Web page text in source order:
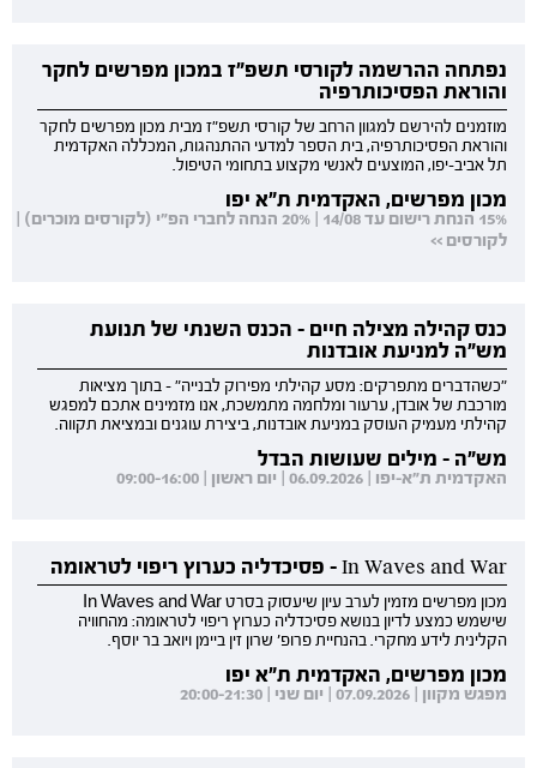
נפתחה ההרשמה לקורסי תשפ"ז במכון מפרשים לחקר
והוראת הפסיכותרפיה
מוזמנים להירשם למגוון הרחב של קורסי תשפ"ז מבית מכון מפרשים לחקר
והוראת הפסיכותרפיה, בית הספר למדעי ההתנהגות, המכללה האקדמית
תל אביב-יפו, המוצעים לאנשי מקצוע בתחומי הטיפול.
מכון מפרשים, האקדמית ת"א יפו
15% הנחת רישום עד 14/08 | 20% הנחה לחברי הפ"י (לקורסים מוכרים) |
לקורסים >>
כנס קהילה מצילה חיים - הכנס השנתי של תנועת
מש"ה למניעת אובדנות
"כשהדברים מתפרקים: מסע קהילתי מפירוק לבנייה" - בתוך מציאות
מורכבת של אובדן, ערעור ומלחמה מתמשכת, אנו מזמינים אתכם למפגש
קהילתי מעמיק העוסק במניעת אובדנות, ביצירת עוגנים ובמציאת תקווה.
מש"ה - מילים שעושות הבדל
האקדמית ת"א-יפו | 06.09.2026 | יום ראשון | 09:00-16:00
In Waves and War - פסיכדליה כערוץ ריפוי לטראומה
מכון מפרשים מזמין לערב עיון שיעסוק בסרט In Waves and War
שישמש כמצע לדיון בנושא פסיכדליה כערוץ ריפוי לטראומה: מהחוויה
הקלינית לידע מחקרי. בהנחיית פרופ' שרון זין ביימן ויואב בר יוסף.
מכון מפרשים, האקדמית ת"א יפו
מפגש מקוון | 07.09.2026 | יום שני | 20:00-21:30